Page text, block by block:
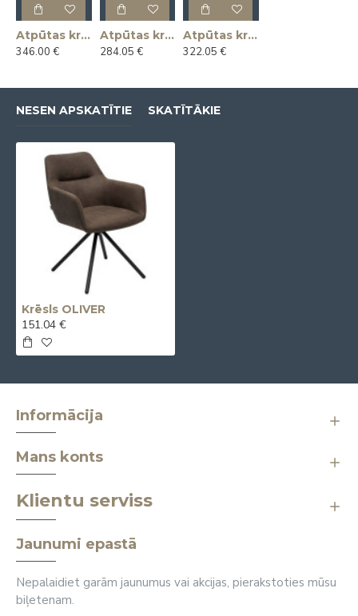
Atpūtas krēsls ARNOLD
346.00 €
Atpūtas krēsls KLAUS
284.05 €
Atpūtas krēsls MAGNUS
322.05 €
NESEN APSKATĪTIE SKATĪTĀKIE
Krēsls OLIVER
151.04 €
Informācija
Mans konts
Klientu serviss
Jaunumi epastā
Nepalaidiet garām jaunumus vai akcijas, pierakstoties mūsu
biļetenam.